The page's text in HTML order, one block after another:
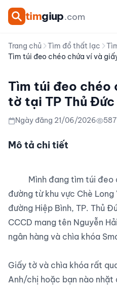
timgiup.com
Trang chủ Tìm đồ thất lạc
Tìm túi đeo chéo chứa ví và
Tìm túi đeo chéo
tờ tại TP Thủ Đức
Ngày đăng 21/06/2026
Mô tả chi tiết
đường từ khu vực Chè
đường Hiệp Bình, TP. Thủ
CCCD mang tên Nguyễn
ngân hàng và chìa khóa
Giấy tờ và chìa khóa rất
Anh/chị hoặc bạn nào nhặt